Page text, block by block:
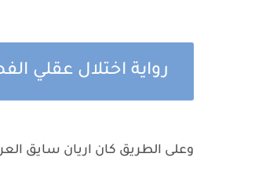
رواية اختلال عقلي
وعلى الطريق كان اريان سايق